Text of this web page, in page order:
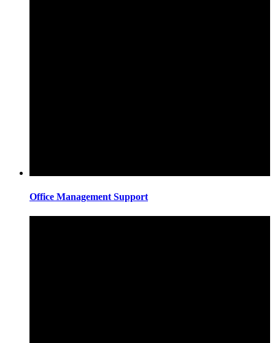
Office Management Support